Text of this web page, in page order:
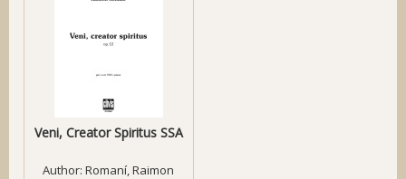
Veni, Creator Spiritus SSA
Author:Romaní, Raimon